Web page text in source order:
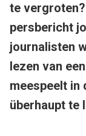
te
persbericht
journalisten
lezen van
meespeelt in
überhaupt te